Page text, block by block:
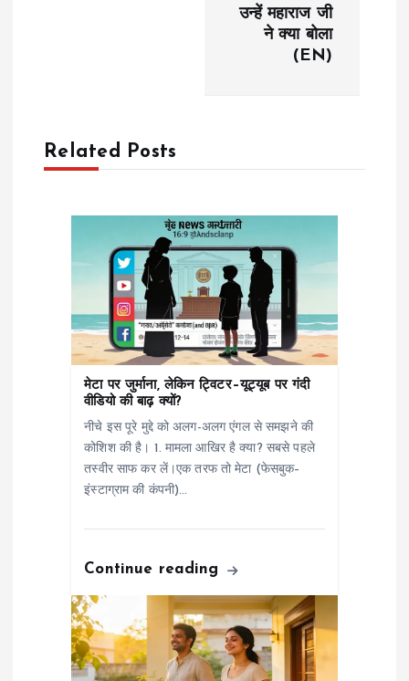
उन्हें महाराज जी
ने क्या बोला
(EN)
Related Posts
मेटा पर जुर्माना, लेकिन ट्विटर–यूट्यूब पर गंदी
वीडियो की बाढ़ क्यों?
नीचे इस पूरे मुद्दे को अलग-अलग एंगल से समझने की
कोशिश की है। 1. मामला आखिर है क्या? सबसे पहले
तस्वीर साफ कर लें।एक तरफ तो मेटा (फेसबुक–
इंस्टाग्राम की कंपनी)…
Continue reading